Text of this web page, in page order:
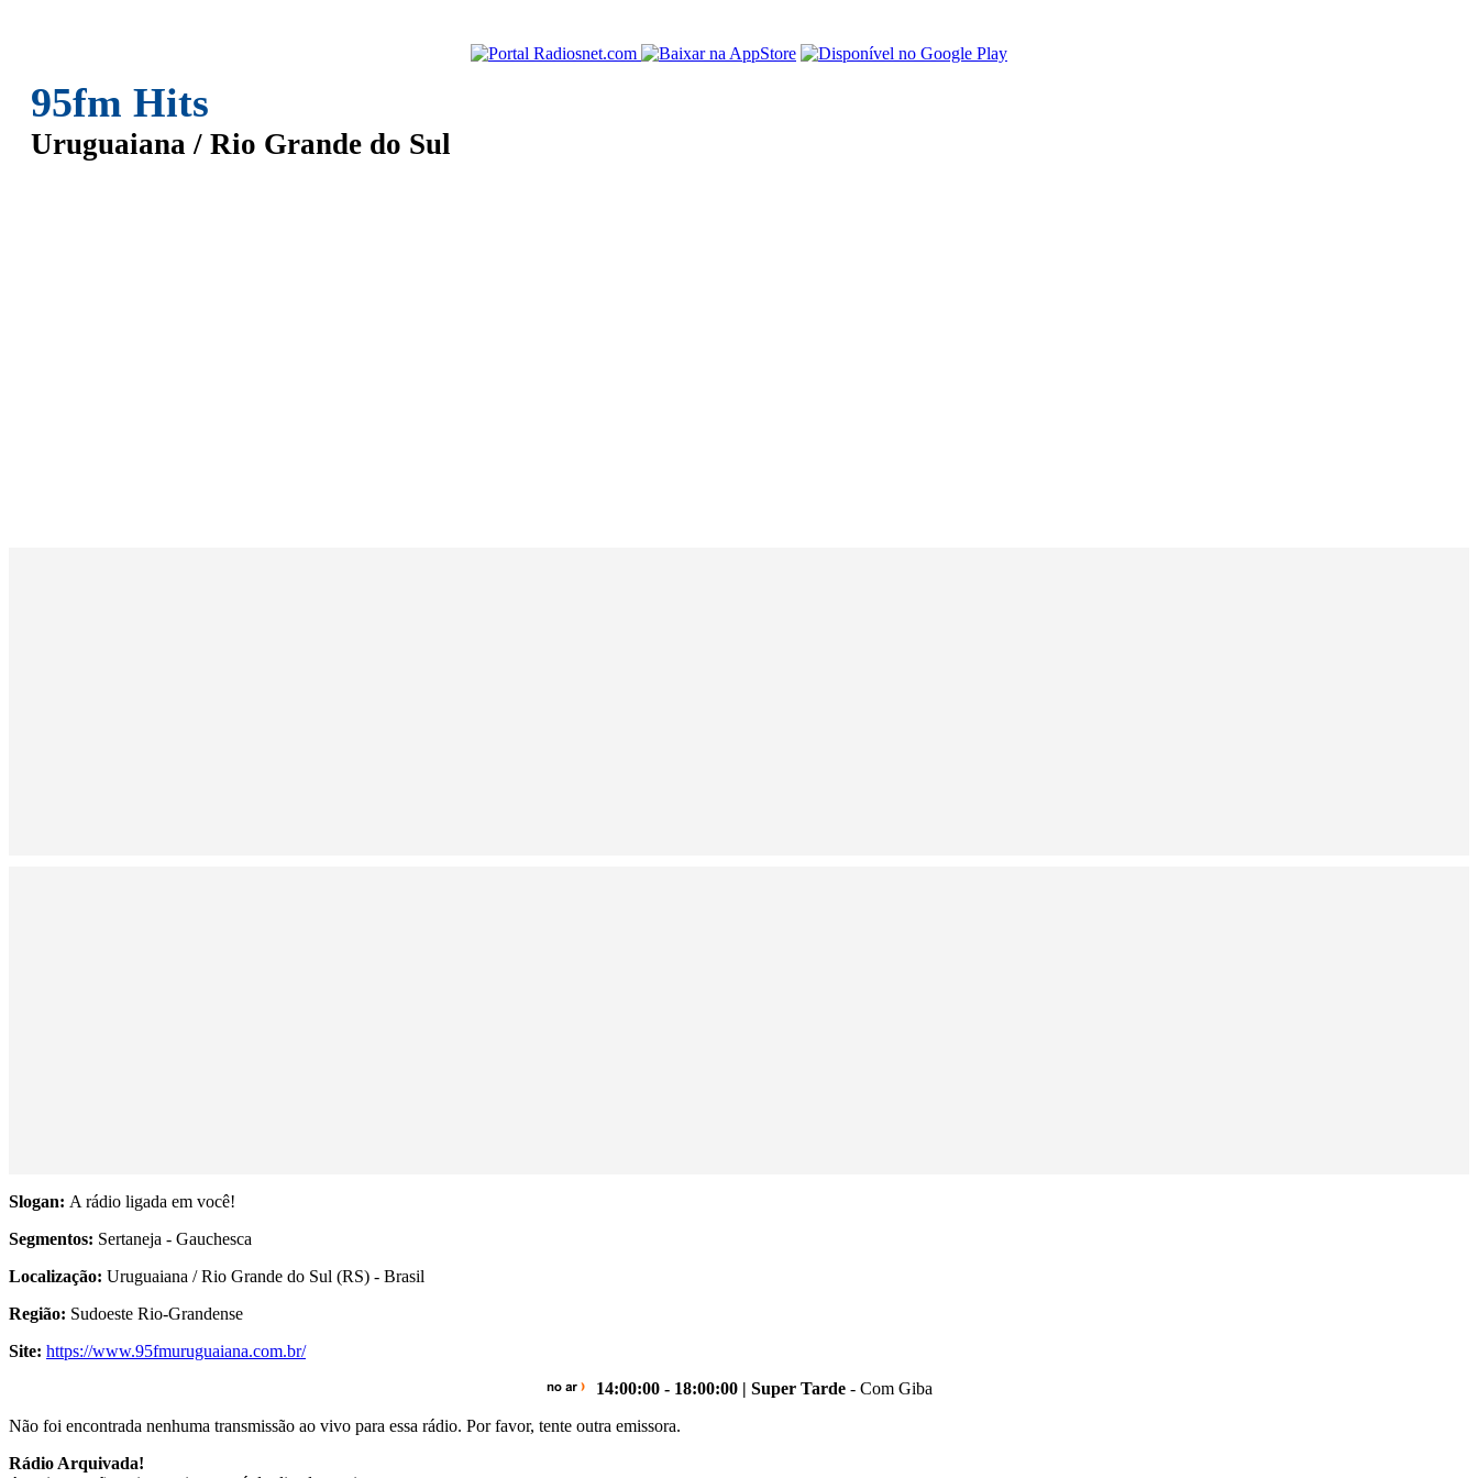
95fm Hits
Uruguaiana / Rio Grande do Sul
Slogan: A rádio ligada em você!
Segmentos: Sertaneja - Gauchesca
Localização: Uruguaiana / Rio Grande do Sul (RS) - Brasil
Região: Sudoeste Rio-Grandense
Site: https://www.95fmuruguaiana.com.br/
14:00:00 - 18:00:00 | Super Tarde - Com Giba
Não foi encontrada nenhuma transmissão ao vivo para essa rádio. Por favor, tente outra emissora.
Rádio Arquivada!